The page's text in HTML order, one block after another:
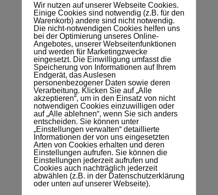
Der Thüringer Volkshochschulverband e. V. (TVV)
hat eine Hotline, für die in Thüringen
angekommenen Geflüchteten aus der Ukraine, zu
Fragen der Sprachförderung eingerichtet.
Das Angebot kann auf der Website des TVV über
Wir nutzen auf unserer Webseite Cookies.
Einige Cookies sind notwendig (z.B. für den
Warenkorb) andere sind nicht notwendig.
Die nicht-notwendigen Cookies helfen uns
bei der Optimierung unseres Online-
Angebotes, unserer Webseitenfunktionen
und werden für Marketingzwecke
eingesetzt. Die Einwilligung umfasst die
Speicherung von Informationen auf Ihrem
Endgerät, das Auslesen
personenbezogener Daten sowie deren
Verarbeitung. Klicken Sie auf „Alle
akzeptieren“, um in den Einsatz von nicht
notwendigen Cookies einzuwilligen oder
auf „Alle ablehnen“, wenn Sie sich anders
entscheiden. Sie können unter
„Einstellungen verwalten“ detaillierte
Informationen der von uns eingesetzten
Arten von Cookies erhalten und deren
Einstellungen aufrufen. Sie können die
Einstellungen jederzeit aufrufen und
Cookies auch nachträglich jederzeit
abwählen (z.B. in der Datenschutzerklärung
oder unten auf unserer Webseite).